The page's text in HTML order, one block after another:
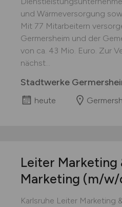
und Wärmeversorgung
Mit 77 Mitarbeitern
Germersheim und der
von ca. 43 Mio. Euro. Zur
nächst...
Stadtwerke
heute
Leiter Marketing
Marketing (m/w/
Karlsruhe Leiter Marketing